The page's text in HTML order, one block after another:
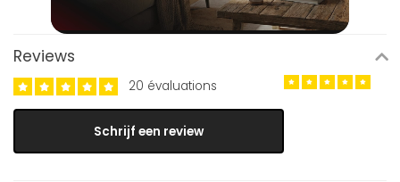
Reviews
20 évaluations
Schrijf een review